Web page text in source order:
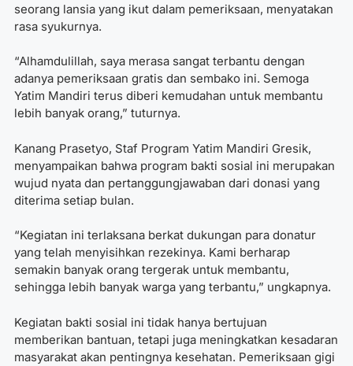
seorang lansia yang ikut dalam pemeriksaan, menyatakan
rasa syukurnya.
“Alhamdulillah, saya merasa sangat terbantu dengan
adanya pemeriksaan gratis dan sembako ini. Semoga
Yatim Mandiri terus diberi kemudahan untuk membantu
lebih banyak orang,” tuturnya.
Kanang Prasetyo, Staf Program Yatim Mandiri Gresik,
menyampaikan bahwa program bakti sosial ini merupakan
wujud nyata dan pertanggungjawaban dari donasi yang
diterima setiap bulan.
“Kegiatan ini terlaksana berkat dukungan para donatur
yang telah menyisihkan rezekinya. Kami berharap
semakin banyak orang tergerak untuk membantu,
sehingga lebih banyak warga yang terbantu,” ungkapnya.
Kegiatan bakti sosial ini tidak hanya bertujuan
memberikan bantuan, tetapi juga meningkatkan kesadaran
masyarakat akan pentingnya kesehatan. Pemeriksaan gigi